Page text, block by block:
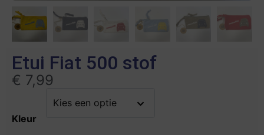
Etui Fiat 500 stof
€ 7,99
Kleur